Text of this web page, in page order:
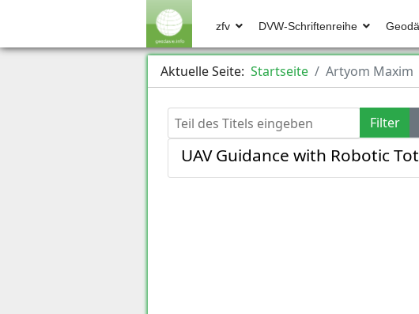
zfv DVW-Schriftenreihe
Aktuelle Seite: Startseite Artyom Maxim
Teil des Titels eingeben Filter
UAV Guidance with Robotic